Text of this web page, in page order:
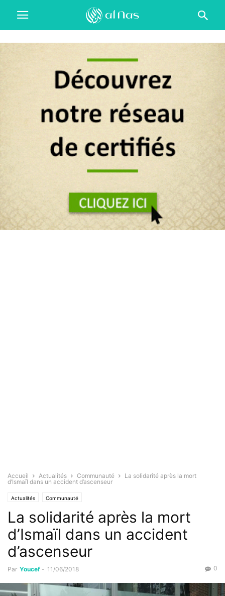
Accueil Actualités Communauté
La solidarité après la mort
d’Ismaïl dans un accident d’ascenseur
Actualités Communauté
La solidarité après la mort
d’Ismaïl dans un accident
d’ascenseur
Par Youcef - 11/06/2018 0